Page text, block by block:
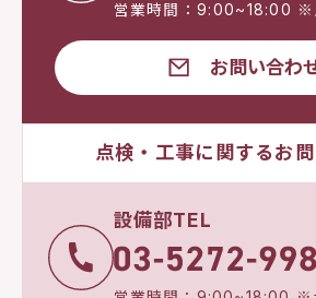
営業時間：9:00~18:00 ※
お問い合わ
点検・工事に関するお
設備部TEL